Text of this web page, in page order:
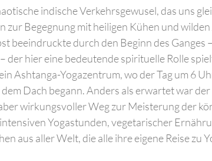
indische Verkehrsgewusel, das uns
zur Begegnung mit heiligen Kühen und
beeindruckte durch den Beginn des Ganges
der hier eine bedeutende spirituelle Rolle
Ashtanga-Yogazentrum, wo der Tag um 6
Dach begann. Anders als erwartet war
wirkungsvoller Weg zur Meisterung der
Yogastunden, vegetarischer
aus aller Welt, die alle ihre eigene Reise zu